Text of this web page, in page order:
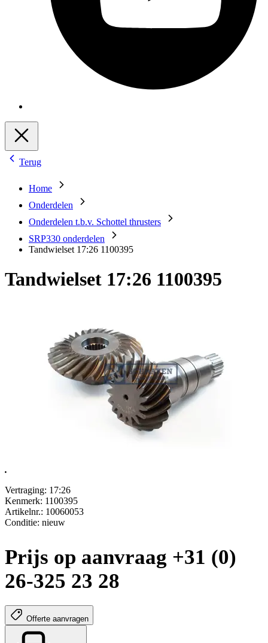
Terug
Home
Onderdelen
Onderdelen t.b.v. Schottel thrusters
SRP330 onderdelen
Tandwielset 17:26 1100395
Tandwielset 17:26 1100395
.
Vertraging: 17:26
Kenmerk: 1100395
Artikelnr.: 10060053
Conditie: nieuw
Prijs op aanvraag +31 (0)
26-325 23 28
Offerte aanvragen